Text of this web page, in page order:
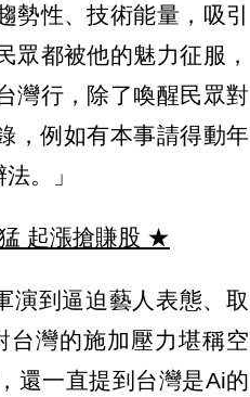
勢性、技術能量，吸引
眾都被他的魅力征服，
灣行，除了喚醒民眾對
，例如有本事請得動年
。」
起漲搶賺股 ★
演到逼迫藝人表態、取
台灣的施加壓力堪稱空
還一直提到台灣是Ai的